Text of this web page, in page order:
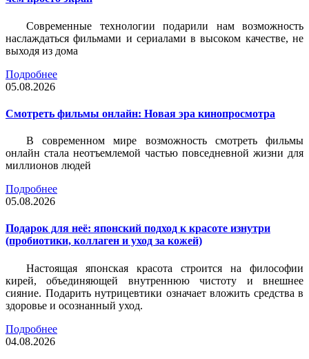
Современные технологии подарили нам возможность
наслаждаться фильмами и сериалами в высоком качестве, не
выходя из дома
Подробнее
05.08.2026
Смотреть фильмы онлайн: Новая эра кинопросмотра
В современном мире возможность смотреть фильмы
онлайн стала неотъемлемой частью повседневной жизни для
миллионов людей
Подробнее
05.08.2026
Подарок для неё: японский подход к красоте изнутри
(пробиотики, коллаген и уход за кожей)
Настоящая японская красота строится на философии
кирей, объединяющей внутреннюю чистоту и внешнее
сияние. Подарить нутрицевтики означает вложить средства в
здоровье и осознанный уход.
Подробнее
04.08.2026